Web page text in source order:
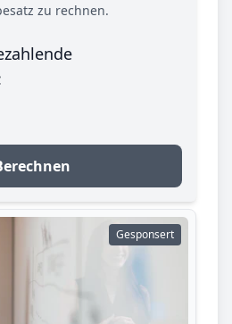
zu rechnen.
Gesponsert